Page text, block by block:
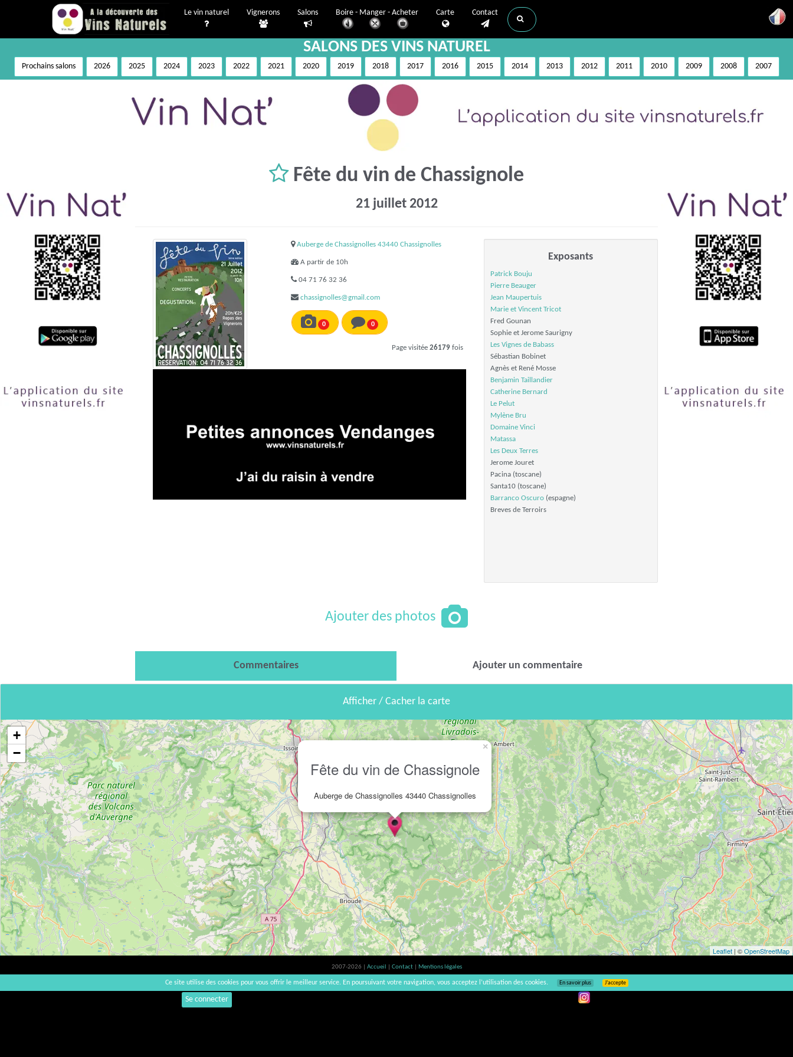
Le vin naturel Vignerons Salons Boire - Manger - Acheter Carte Contact
SALONS DES VINS NATUREL
Prochains salons 2026 2025 2024 2023 2022 2021 2020 2019 2018 2017 2016 2015 2014 2013 2012 2011 2010 2009 2008 2007
Fête du vin de Chassignole
21 juillet 2012
Auberge de Chassignolles 43440 Chassignolles
A partir de 10h
04 71 76 32 36
chassignolles@gmail.com
0 0
Page visitée 26179fois
Exposants
Patrick Bouju
Pierre Beauger
Jean Maupertuis
Marie et Vincent Tricot
Fred Gounan
Sophie et Jerome Saurigny
Les Vignes de Babass
Sébastian Bobinet
Agnès et René Mosse
Benjamin Taillandier
Catherine Bernard
Le Pelut
Mylène Bru
Domaine Vinci
Matassa
Les Deux Terres
Jerome Jouret
Pacina (toscane)
Santa10 (toscane)
Barranco Oscuro(espagne)
Breves de Terroirs
Ajouter des photos
Commentaires Ajouter un commentaire
Afficher / Cacher la carte
Fête du vin de Chassignole
Auberge de Chassignolles 43440 Chassignolles
×
+
−
Leaflet | ©OpenStreetMap
2007-2026 | Accueil Contact
Mentions légales
L'abus d'alcool est dangereux pour la santé, à consommer avec modération. | vinsnaturels | v3.12
Se connecter
Ce site utilise des cookies pour vous offrir le meilleur service. En poursuivant votre navigation, vous acceptez l’utilisation des cookies. En savoir plus J’accepte